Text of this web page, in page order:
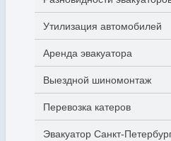
Утилизация автомобилей
Аренда эвакуатора
Выездной шиномонтаж
Перевозка катеров
Эвакуатор Санкт-